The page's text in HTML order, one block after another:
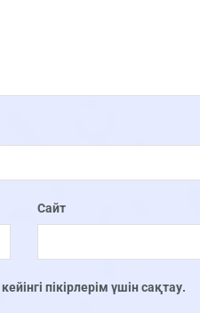
Сайт
пікірлерім үшін сақтау.